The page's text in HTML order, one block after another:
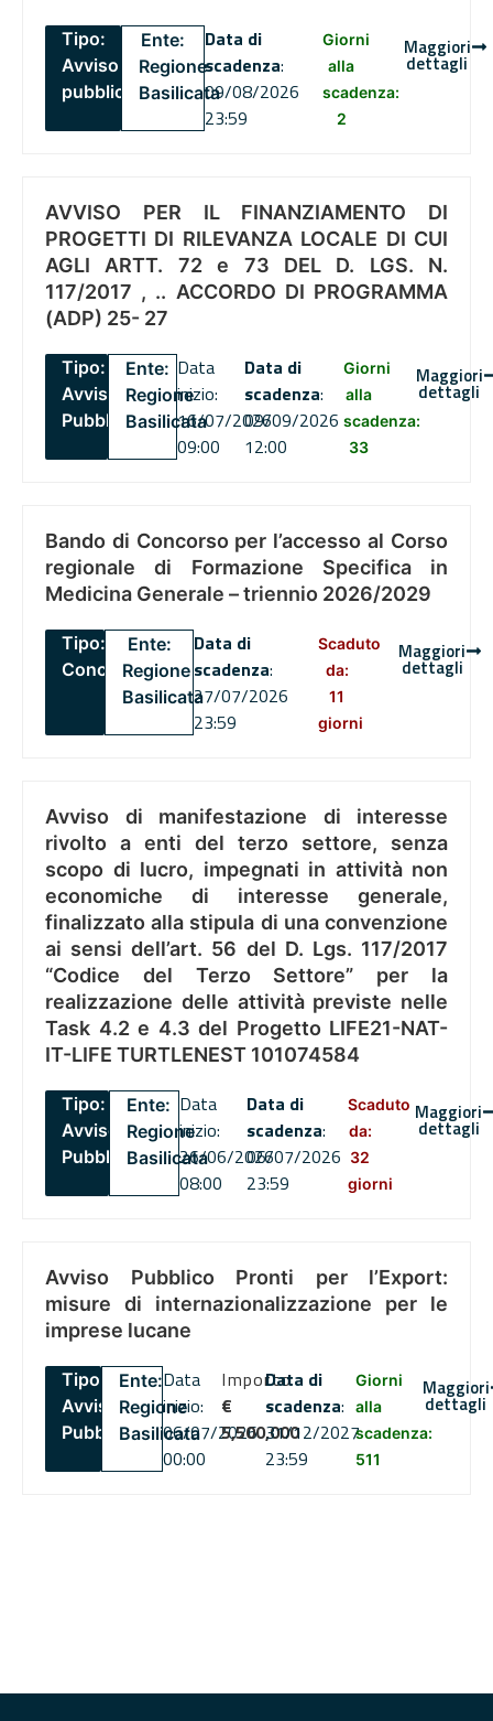
Tipo:
Avviso
pubblico
Ente:
Regione
Basilicata
Data di
scadenza:
09/08/2026
23:59
Giorni
alla
scadenza:
2
Maggiori
dettagli
AVVISO PER IL FINANZIAMENTO DI
PROGETTI DI RILEVANZA LOCALE DI CUI
AGLI ARTT. 72 e 73 DEL D. LGS. N.
117/2017 , .. ACCORDO DI PROGRAMMA
(ADP) 25- 27
Tipo:
Avviso
Pubblico
Ente:
Regione
Basilicata
Data
inizio:
16/07/2026
09:00
Data di
scadenza:
09/09/2026
12:00
Giorni
alla
scadenza:
33
Maggiori
dettagli
Bando di Concorso per l’accesso al Corso
regionale di Formazione Specifica in
Medicina Generale – triennio 2026/2029
Tipo:
Concorsi
Ente:
Regione
Basilicata
Data di
scadenza:
27/07/2026
23:59
Scaduto
da:
11
giorni
Maggiori
dettagli
Avviso di manifestazione di interesse
rivolto a enti del terzo settore, senza
scopo di lucro, impegnati in attività non
economiche di interesse generale,
finalizzato alla stipula di una convenzione
ai sensi dell’art. 56 del D. Lgs. 117/2017
“Codice del Terzo Settore” per la
realizzazione delle attività previste nelle
Task 4.2 e 4.3 del Progetto LIFE21-NAT-
IT-LIFE TURTLENEST 101074584
Tipo:
Avviso
Pubblico
Ente:
Regione
Basilicata
Data
inizio:
26/06/2026
08:00
Data di
scadenza:
06/07/2026
23:59
Scaduto
da:
32
giorni
Maggiori
dettagli
Avviso Pubblico Pronti per l’Export:
misure di internazionalizzazione per le
imprese lucane
Tipo:
Avviso
Pubblico
Ente:
Regione
Basilicata
Data
inizio:
06/07/2026
00:00
Importo
€
5,500,000
Data di
scadenza:
31/12/2027
23:59
Giorni
alla
scadenza:
511
Maggiori
dettagli